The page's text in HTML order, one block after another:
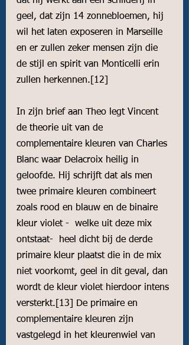
geel, dat zijn 14 zonnebloemen, hij
wil het laten exposeren in Marseille
en er zullen zeker mensen zijn die
de stijl en spirit van Monticelli erin
zullen herkennen. [12]
In zijn brief aan Theo legt Vincent
de theorie uit van de
complementaire kleuren van Charles
Blanc waar Delacroix heilig in
geloofde. Hij schrijft dat als men
twee primaire kleuren combineert
zoals rood en blauw en de binaire
kleur violet -  welke uit deze mix
ontstaat-  heel dicht bij de derde
primaire kleur plaatst die in de mix
niet voorkomt, geel in dit geval, dan
wordt de kleur violet hierdoor intens
versterkt. [13]
De primaire en
complementaire kleuren zijn
vastgelegd in het kleurenwiel van